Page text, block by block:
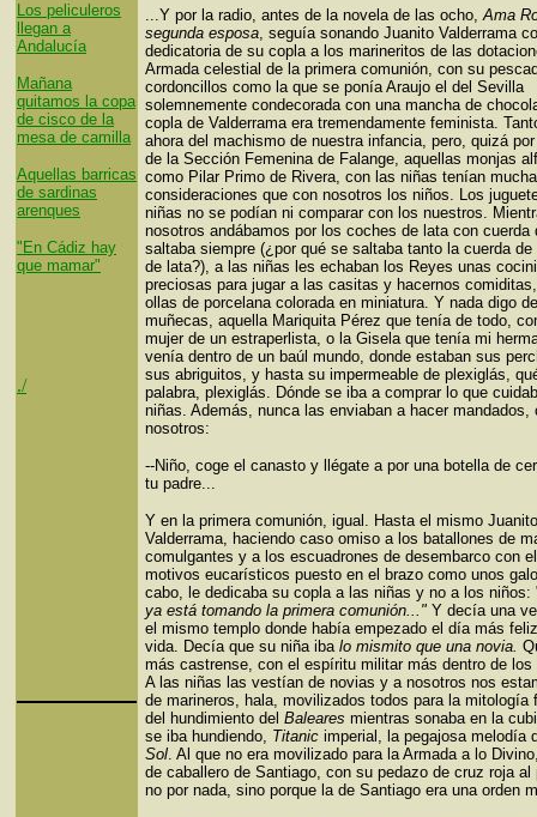
Los peliculeros
llegan a
Andalucía
Mañana
quitamos la copa
de cisco de la
mesa de camilla
Aquellas barricas
de sardinas
arenques
"En Cádiz hay
que mamar"
./
...Y por la radio, antes de la novela de las ocho,Ama
segunda esposa, seguía sonando Juanito Valderrama
dedicatoria de su copla a los marineritos de las
Armada celestial de la primera comunión, con su
cordoncillos como la que se ponía Araujo el del Sevilla
solemnemente condecorada con una mancha de
copla de Valderrama era tremendamente feminista.
ahora del machismo de nuestra infancia, pero, quizá
de la Sección Femenina de Falange, aquellas monjas
como Pilar Primo de Rivera, con las niñas tenían
consideraciones que con nosotros los niños. Los
niñas no se podían ni comparar con los nuestros.
nosotros andábamos por los coches de lata con cuerda
saltaba siempre (¿por qué se saltaba tanto la cuerda
de lata?), a las niñas les echaban los Reyes unas
preciosas para jugar a las casitas y hacernos
ollas de porcelana colorada en miniatura. Y nada digo
muñecas, aquella Mariquita Pérez que tenía de todo,
mujer de un estraperlista, o la Gisela que tenía mi
venía dentro de un baúl mundo, donde estaban sus
sus abriguitos, y hasta su impermeable de plexiglás,
palabra, plexiglás. Dónde se iba a comprar lo que
niñas. Además, nunca las enviaban a hacer mandados,
nosotros:
--Niño, coge el canasto y llégate a por una botella de
tu padre...
Y en la primera comunión, igual. Hasta el mismo Juanito
Valderrama, haciendo caso omiso a los batallones de
comulgantes y a los escuadrones de desembarco con
motivos eucarísticos puesto en el brazo como unos
cabo, le dedicaba su copla a las niñas y no a los
ya está tomando la primera comunión..." Y decía una
el mismo templo donde había empezado el día más
vida. Decía que su niña iba lo mismito que una novia.
más castrense, con el espíritu militar más dentro de
A las niñas las vestían de novias y a nosotros nos
de marineros, hala, movilizados todos para la mitología
del hundimiento del Baleares mientras sonaba en la
se iba hundiendo, Titanic imperial, la pegajosa melodía
Sol. Al que no era movilizado para la Armada a lo
de caballero de Santiago, con su pedazo de cruz roja al
no por nada, sino porque la de Santiago era una orden